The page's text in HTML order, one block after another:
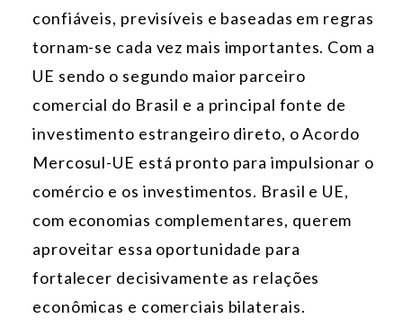
confiáveis, previsíveis e baseadas em regras
tornam-se cada vez mais importantes. Com a
UE sendo o segundo maior parceiro
comercial do Brasil e a principal fonte de
investimento estrangeiro direto, o Acordo
Mercosul-UE está pronto para impulsionar o
comércio e os investimentos. Brasil e UE,
com economias complementares, querem
aproveitar essa oportunidade para
fortalecer decisivamente as relações
econômicas e comerciais bilaterais.